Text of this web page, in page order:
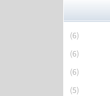
(
6
)
(
6
)
(
6
)
(
5
)